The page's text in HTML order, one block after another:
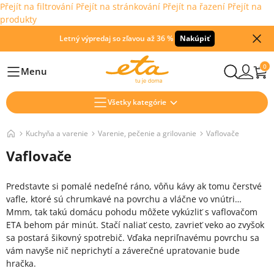
Přejít na filtrování Přejít na stránkování Přejít na řazení Přejít na
produkty
Letný výpredaj so zľavou až 36 % Nakúpiť
HlavníMenu 0
Všetky kategórie
Kuchyňa a varenie Varenie, pečenie a grilovanie Vaflovače
Vaflovače
Predstavte si pomalé nedeľné ráno, vôňu kávy ak tomu čerstvé
vafle, ktoré sú chrumkavé na povrchu a vláčne vo vnútri…
Mmm, tak takú domácu pohodu môžete vykúzliť s vaflovačom
ETA behom pár minút. Stačí naliať cesto, zavrieť veko ao zvyšok
sa postará šikovný spotrebič. Vďaka nepriľnavému povrchu sa
vám navyše nič neprichytí a záverečné upratovanie bude
hračka.